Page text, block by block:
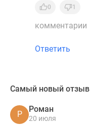
0 1
комментарии
Ответить
Самый новый отзыв
Р
Роман
20 июля